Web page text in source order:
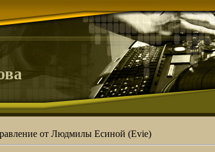
от Людмилы Есиной (Evie)